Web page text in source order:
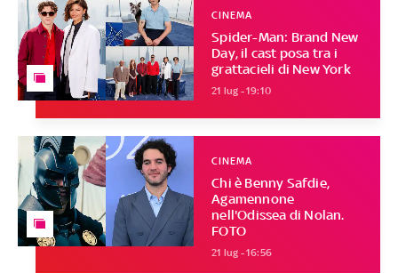
Spider-Man: Brand New
Day, il cast posa tra i
grattacieli di New York
CINEMA
21 lug - 19:10
Chi è Benny Safdie,
Agamennone
nell'Odissea di Nolan.
FOTO
CINEMA
21 lug - 16:56